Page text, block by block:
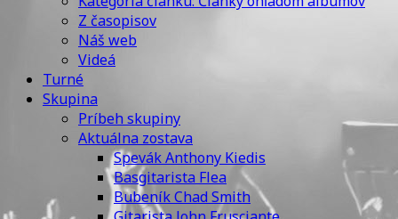
Z časopisov
Náš web
Videá
Turné
Skupina
Príbeh skupiny
Aktuálna zostava
Spevák Anthony Kiedis
Basgitarista Flea
Bubeník Chad Smith